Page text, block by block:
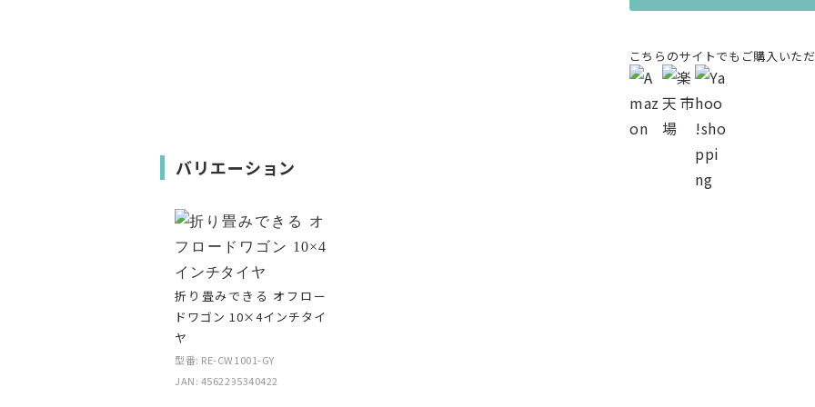
こちらのサイトでもご購入いた
バリエーション
折り畳みできる オフロー
ドワゴン 10×4インチタイ
ヤ
型番: RE-CW1001-GY
JAN: 4562295340422